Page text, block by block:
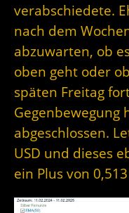
verabschiedete.
nach dem
abzuwarten, ob
oben geht oder
späten Freitag
Gegenbewegung
abgeschlossen.
USD und dieses
ein Plus von